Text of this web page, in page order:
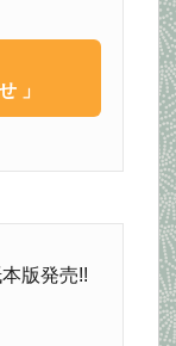
」
版発売!!